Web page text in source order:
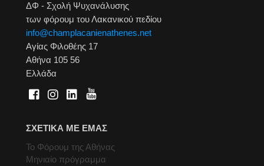
ΔΦ - Σχολή Ψυχανάλυσης
των φόρουμ του Λακανικού πεδίου
info@champlacanienathenes.net
Αγίας Φιλοθέης 17
Αθήνα 105 56
Ελλάδα
ΣΧΕΤΙΚΑ ΜΕ ΕΜΑΣ
Το Φόρουμ της Αθήνας
Μηνιαίο πρόγραμμα